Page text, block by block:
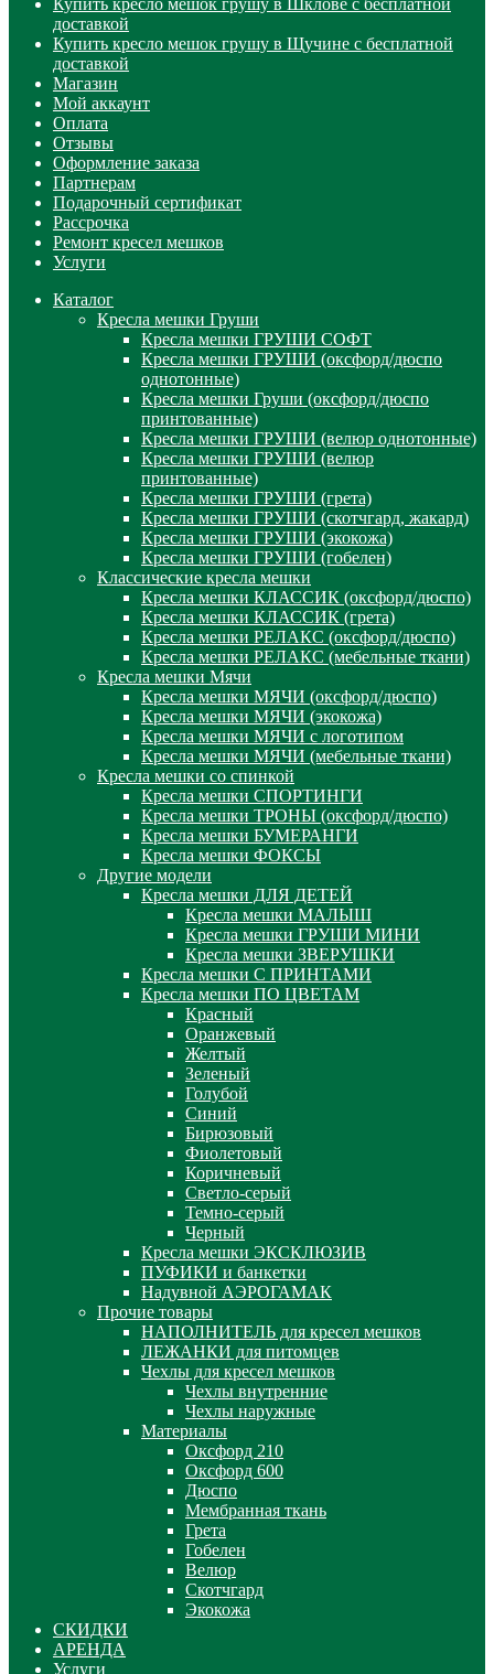
Купить кресло мешок грушу в Шклове с бесплатной
доставкой
Купить кресло мешок грушу в Щучине с бесплатной
доставкой
Магазин
Мой аккаунт
Оплата
Отзывы
Оформление заказа
Партнерам
Подарочный сертификат
Рассрочка
Ремонт кресел мешков
Услуги
Каталог
Кресла мешки Груши
Кресла мешки ГРУШИ СОФТ
Кресла мешки ГРУШИ (оксфорд/дюспо
однотонные)
Кресла мешки Груши (оксфорд/дюспо
принтованные)
Кресла мешки ГРУШИ (велюр однотонные)
Кресла мешки ГРУШИ (велюр
принтованные)
Кресла мешки ГРУШИ (грета)
Кресла мешки ГРУШИ (скотчгард, жакард)
Кресла мешки ГРУШИ (экокожа)
Кресла мешки ГРУШИ (гобелен)
Классические кресла мешки
Кресла мешки КЛАССИК (оксфорд/дюспо)
Кресла мешки КЛАССИК (грета)
Креслa мешки РЕЛАКС (оксфорд/дюспо)
Креслa мешки РЕЛАКС (мебельные ткани)
Кресла мешки Мячи
Кресла мешки МЯЧИ (оксфорд/дюспо)
Кресла мешки МЯЧИ (экокожа)
Кресла мешки МЯЧИ с логотипом
Кресла мешки МЯЧИ (мебельные ткани)
Кресла мешки со спинкой
Кресла мешки СПОРТИНГИ
Кресла мешки ТРОНЫ (оксфорд/дюспо)
Кресла мешки БУМЕРАНГИ
Кресла мешки ФОКСЫ
Другие модели
Кресла мешки ДЛЯ ДЕТЕЙ
Кресла мешки МАЛЫШ
Кресла мешки ГРУШИ МИНИ
Кресла мешки ЗВЕРУШКИ
Кресла мешки С ПРИНТАМИ
Кресла мешки ПО ЦВЕТАМ
Красный
Оранжевый
Желтый
Зеленый
Голубой
Синий
Бирюзовый
Фиолетовый
Коричневый
Светло-серый
Темно-серый
Черный
Кресла мешки ЭКСКЛЮЗИВ
ПУФИКИ и банкетки
Надувной АЭРОГАМАК
Прочие товары
НАПОЛНИТЕЛЬ для кресел мешков
ЛЕЖАНКИ для питомцев
Чехлы для кресел мешков
Чехлы внутренние
Чехлы наружные
Материалы
Оксфорд 210
Оксфорд 600
Дюспо
Мембранная ткань
Грета
Гобелен
Велюр
Скотчгард
Экокожа
СКИДКИ
АРЕНДА
Услуги